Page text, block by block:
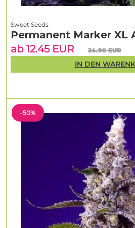
-50%
Sweet Seeds
Permanent Marker XL
ab 12.45 EUR
24.90 EUR
IN DEN